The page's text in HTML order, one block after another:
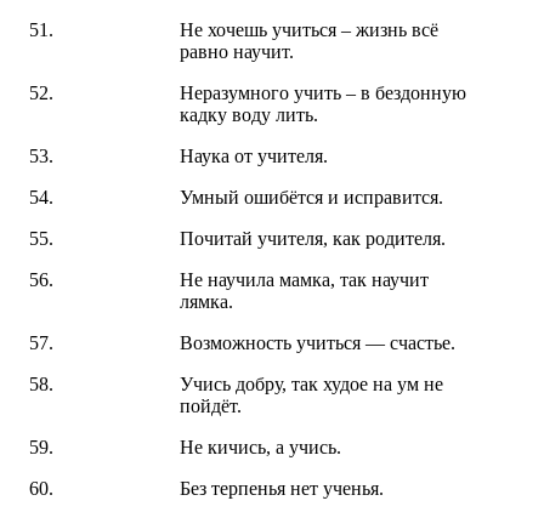
Не хочешь учиться – жизнь всё
равно научит.
Неразумного учить – в бездонную
кадку воду лить.
Наука от учителя.
Умный ошибётся и исправится.
Почитай учителя, как родителя.
Не научила мамка, так научит
лямка.
Возможность учиться — счастье.
Учись добру, так худое на ум не
пойдёт.
Не кичись, а учись.
Без терпенья нет ученья.